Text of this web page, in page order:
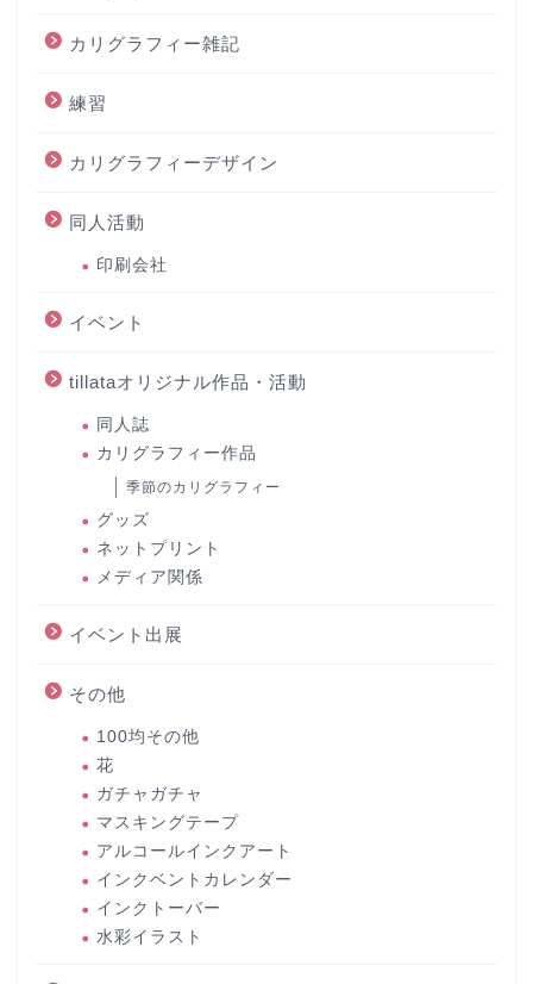
カリグラフィー雑記
練習
カリグラフィーデザイン
同人活動
印刷会社
イベント
tillataオリジナル作品・活動
同人誌
カリグラフィー作品
季節のカリグラフィー
グッズ
ネットプリント
メディア関係
イベント出展
その他
100均その他
花
ガチャガチャ
マスキングテープ
アルコールインクアート
インクベントカレンダー
インクトーバー
水彩イラスト